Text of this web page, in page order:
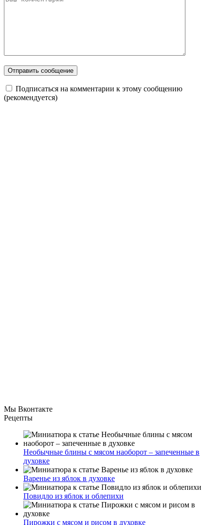
Подписаться на комментарии к этому сообщению
(рекомендуется)
Мы Вконтакте
Рецепты
Необычные блины с мясом наоборот – запеченные в
духовке
Варенье из яблок в духовке
Повидло из яблок и облепихи
Пирожки с мясом и рисом в духовке